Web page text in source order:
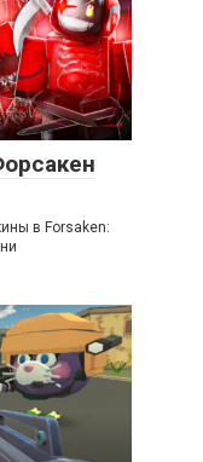
в Forsaken: